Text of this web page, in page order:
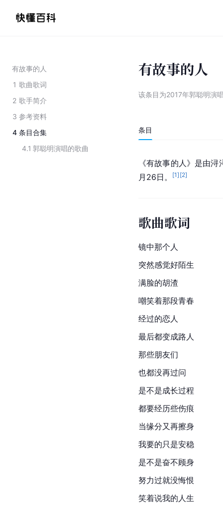
有故事的人
1 歌曲歌词
2 歌手简介
3 参考资料
4 条目合集
4.1 郭聪明演唱的歌曲
有故事的人
该条目为2017年郭聪明演
条目
《有故事的人》是由
月26日。
[1] [2]
歌曲歌词
镜中那个人
突然感觉好陌生
满脸的胡渣
嘲笑着那段青春
经过的恋人
最后都变成路人
那些朋友们
也都没再过问
是不是成长过程
都要经历些伤痕
当缘分又再擦身
我要的只是安稳
是不是奋不顾身
努力过就没悔恨
笑着说我的人生